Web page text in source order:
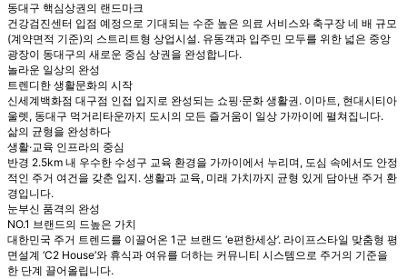
동대구 핵심상권의 랜드마크
건강검진센터 입점 예정으로 기대되는 수준 높은 의료 서비스와 축구장 네 배 규모
(계약면적 기준)의 스트리트형 상업시설. 유동객과 입주민 모두를 위한 넓은 중앙
광장이 동대구의 새로운 중심 상권을 완성합니다.
놀라운 일상의 완성
트렌디한 생활문화의 시작
신세계백화점 대구점 인접 입지로 완성되는 쇼핑·문화 생활권. 이마트, 현대시티아
울렛, 동대구 먹거리타운까지 도시의 모든 즐거움이 일상 가까이에 펼쳐집니다.
삶의 균형을 완성하다
생활·교육 인프라의 중심
반경 2.5km 내 우수한 수성구 교육 환경을 가까이에서 누리며, 도심 속에서도 안정
적인 주거 여건을 갖춘 입지. 생활과 교육, 미래 가치까지 균형 있게 담아낸 주거 환
경입니다.
눈부신 품격의 완성
NO.1 브랜드의 드높은 가치
대한민국 주거 트렌드를 이끌어온 1군 브랜드 ‘e편한세상’. 라이프스타일 맞춤형 평
면설계 ‘C2 House’와 휴식과 여유를 더하는 커뮤니티 시스템으로 주거의 기준을
한 단계 끌어올립니다.